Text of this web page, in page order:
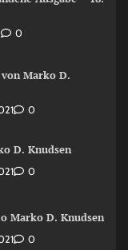
0
von Marko D.
0
D. Knudsen
0
Marko D. Knudsen
0